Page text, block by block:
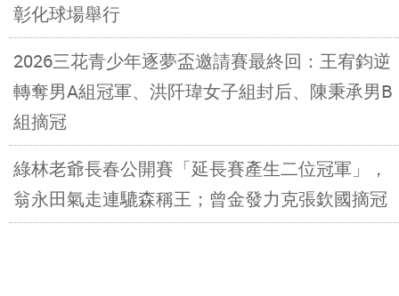
彰化球場舉行
2026三花青少年逐夢盃邀請賽最終回：王宥鈞逆
轉奪男A組冠軍、洪阡瑋女子組封后、陳秉承男B
組摘冠
綠林老爺長春公開賽「延長賽產生二位冠軍」，
翁永田氣走連騼森稱王；曾金發力克張欽國摘冠